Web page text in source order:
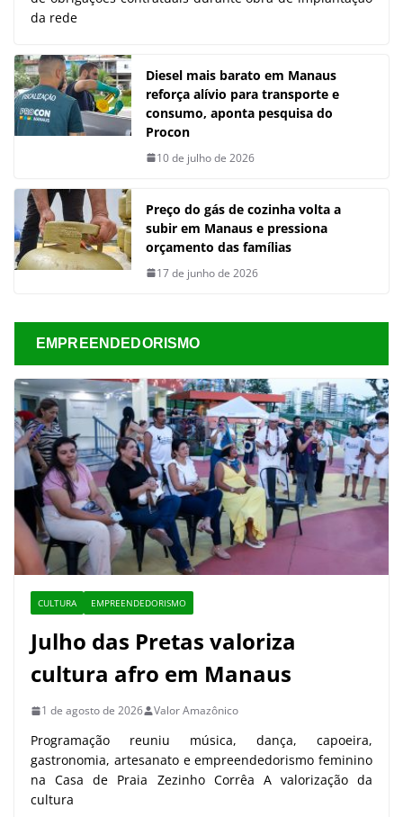
da rede
Diesel mais barato em Manaus
reforça alívio para transporte e
consumo, aponta pesquisa do
Procon
10 de julho de 2026
Preço do gás de cozinha volta a
subir em Manaus e pressiona
orçamento das famílias
17 de junho de 2026
EMPREENDEDORISMO
CULTURA EMPREENDEDORISMO
Julho das Pretas valoriza
cultura afro em Manaus
1 de agosto de 2026 Valor Amazônico
Programação reuniu música, dança, capoeira,
gastronomia, artesanato e empreendedorismo feminino
na Casa de Praia Zezinho Corrêa A valorização da
cultura